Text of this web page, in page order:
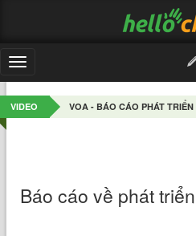
Toggle
navigation
VIDEO VOA - BÁO CÁO PHÁT TRIỂN
Báo cáo về phát